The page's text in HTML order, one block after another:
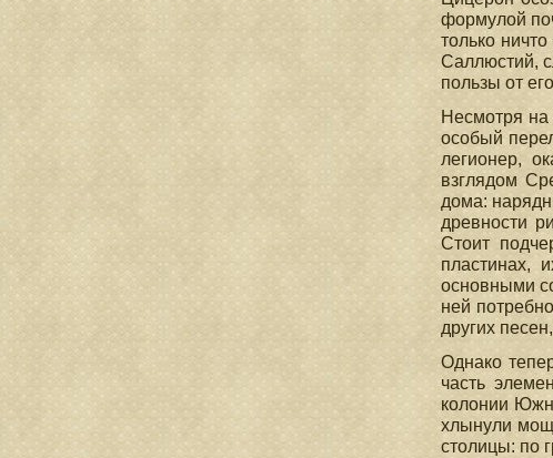
формулой
только
Саллюстий,
пользы от
Несмотря на
особый
легионер,
взглядом
дома:
древности
Стоит
пластинах,
основными
ней
других
Однако
часть
колонии
хлынули
столицы: по